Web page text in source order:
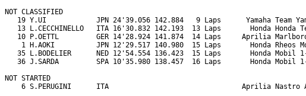
NOT CLASSIFIED
19 Y.UI            JPN 24'39.056 142.884   9 Laps      Yamaha Team
13 L.CECCHINELLO   ITA 16'30.832 142.193  13 Laps       Honda Honda
10 P.OETTL         GER 14'28.924 141.874  14 Laps     Aprilia
1 H.AOKI          JPN 12'29.517 140.980  15 Laps       Honda Rheos
35 L.BODELIER      NED 12'54.554 136.423  15 Laps       Honda Mobil
36 J.SARDA         SPA 10'35.980 138.457  16 Laps       Honda Mobil
NOT STARTED
6 S.PERUGINI      ITA                                Aprilia Nastro